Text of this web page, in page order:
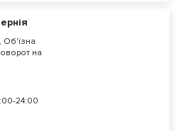
Об'їзна
на
24:00